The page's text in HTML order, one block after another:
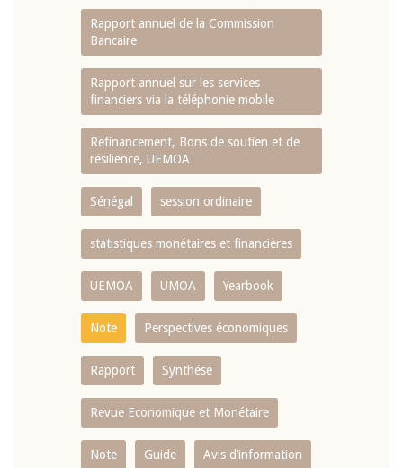
Rapport annuel de la Commission
Bancaire
Rapport annuel sur les services
financiers via la téléphonie mobile
Refinancement, Bons de soutien et de
résilience, UEMOA
Sénégal session ordinaire
statistiques monétaires et financières
UEMOA UMOA Yearbook
Note Perspectives économiques
Rapport Synthése
Revue Economique et Monétaire
Note Guide Avis d’information